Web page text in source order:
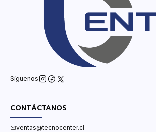
Síguenos
CONTÁCTANOS
ventas@tecnocenter.cl